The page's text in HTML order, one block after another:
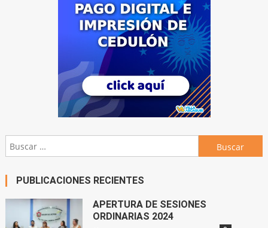
Buscar:
PUBLICACIONES RECIENTES
APERTURA DE SESIONES
ORDINARIAS 2024